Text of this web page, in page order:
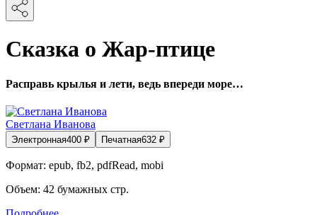
Сказка о Жар-птице
Расправь крылья и лети, ведь впереди море…
Светлана Иванова
Электронная400 ₽ Печатная632 ₽
Формат: epub, fb2, pdfRead, mobi
Объем: 42 бумажных стр.